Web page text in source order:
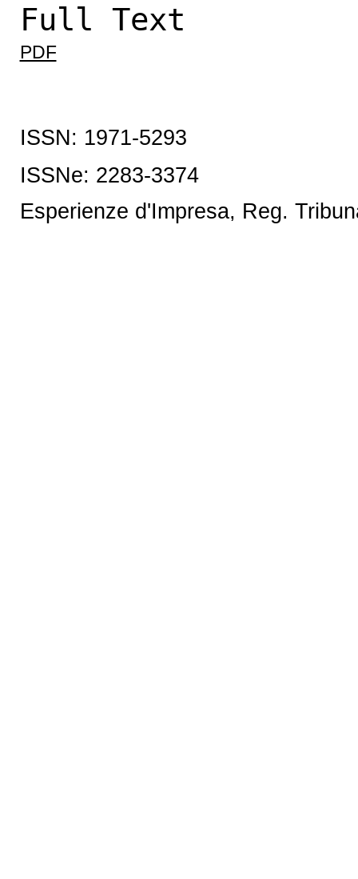
Full Text
PDF
ISSN: 1971-5293
ISSNe: 2283-3374
Esperienze d'Impresa, Reg.